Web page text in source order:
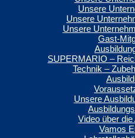
Unsere
Unsere
Unsere
Gast-
SUPERMARIO –
Technik –
Unsere
Video über
Vamos